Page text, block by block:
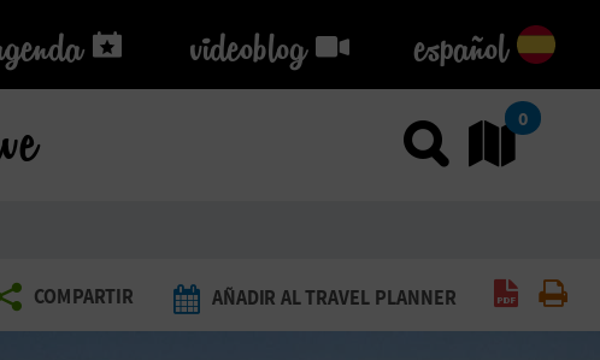
videoblog
videoblog español
Usar el
0
COMPARTIR AÑADIR AL TRAVEL PLANNER Generar